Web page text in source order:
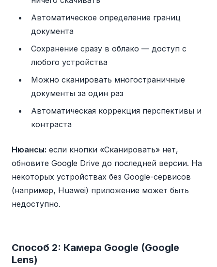
Автоматическое определение границ
документа
Сохранение сразу в облако — доступ с
любого устройства
Можно сканировать многостраничные
документы за один раз
Автоматическая коррекция перспективы и
контраста
Нюансы: если кнопки «Сканировать» нет,
обновите Google Drive до последней версии. На
некоторых устройствах без Google-сервисов
(например, Huawei) приложение может быть
недоступно.
Способ 2: Камера Google (Google
Lens)